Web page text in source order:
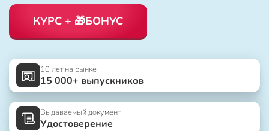
КУРС + 🎁БОНУС
10 лет на рынке
15 000+ выпускников
Выдаваемый документ
Удостоверение